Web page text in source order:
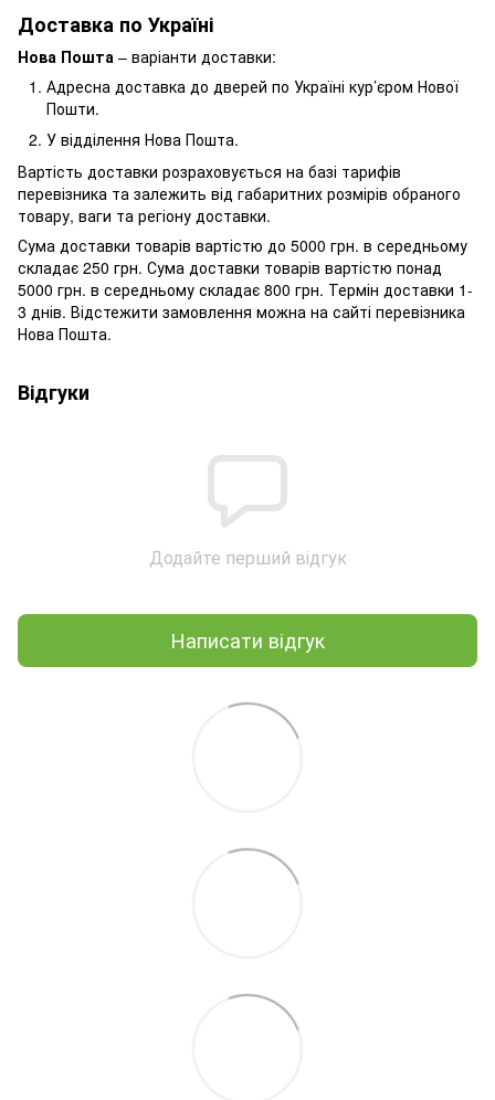
Доставка по Україні
Нова Пошта – варіанти доставки:
Адресна доставка до дверей по Україні кур’єром Нової
Пошти.
У відділення Нова Пошта.
Вартість доставки розраховується на базі тарифів
перевізника та залежить від габаритних розмірів обраного
товару, ваги та регіону доставки.
Сума доставки товарів вартістю до 5000 грн. в середньому
складає 250 грн. Сума доставки товарів вартістю понад
5000 грн. в середньому складає 800 грн. Термін доставки 1-
3 днів. Відстежити замовлення можна на сайті перевізника
Нова Пошта.
Відгуки
Додайте перший відгук
Написати відгук